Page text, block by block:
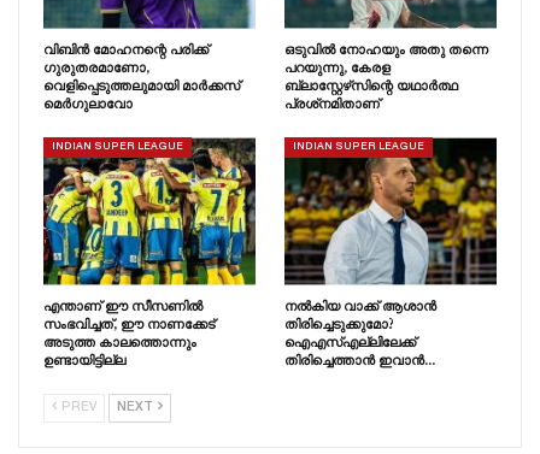
വിബിൻ മോഹനന്റെ പരിക്ക്
ഗുരുതരമാണോ,
വെളിപ്പെടുത്തലുമായി മാർക്കസ്
മെർഗുലാവോ
ഒടുവിൽ നോഹയും അതു തന്നെ
പറയുന്നു, കേരള
ബ്ലാസ്റ്റേഴ്‌സിന്റെ യഥാർത്ഥ
പ്രശ്‌നമിതാണ്
INDIAN SUPER LEAGUE
എന്താണ് ഈ സീസണിൽ
സംഭവിച്ചത്, ഈ നാണക്കേട്
അടുത്ത കാലത്തൊന്നും
ഉണ്ടായിട്ടില്ല
INDIAN SUPER LEAGUE
നൽകിയ വാക്ക് ആശാൻ
തിരിച്ചെടുക്കുമോ?
ഐഎസ്എല്ലിലേക്ക്
തിരിച്ചെത്താൻ ഇവാൻ…
PREV NEXT